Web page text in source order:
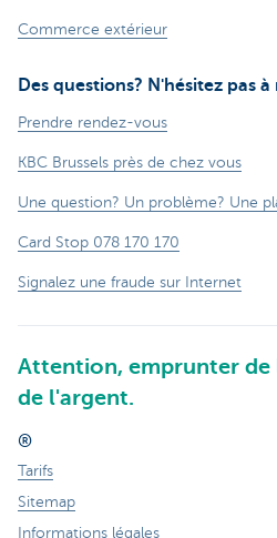
Commerce extérieur
Des questions? N'hésitez pas
Prendre rendez-vous
KBC Brussels près de chez vous
Une question? Un problème? Une
Card Stop 078 170 170
Signalez une fraude sur Internet
Attention, emprunter de
de l'argent.
®
Tarifs
Sitemap
Informations légales